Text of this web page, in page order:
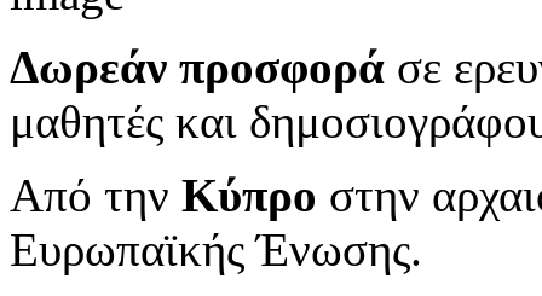
Δωρεάν προσφορά σε
μαθητές και
Από την Κύπρο στην
Ευρωπαϊκής Ένωσης.